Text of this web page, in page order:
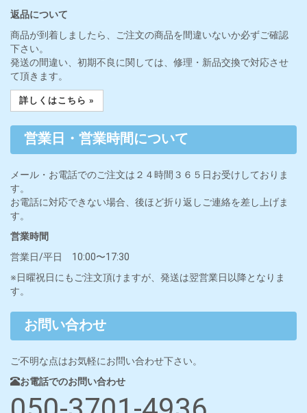
返品について
商品が到着しましたら、ご注文の商品を間違いないか必ずご確認
下さい。
発送の間違い、初期不良に関しては、修理・新品交換で対応させ
て頂きます。
詳しくはこちら »
営業日・営業時間について
メール・お電話でのご注文は２４時間３６５日お受けしておりま
す。
お電話に対応できない場合、後ほど折り返しご連絡を差し上げま
す。
営業時間
営業日/平日 10:00〜17:30
※日曜祝日にもご注文頂けますが、発送は翌営業日以降となりま
す。
お問い合わせ
ご不明な点はお気軽にお問い合わせ下さい。
お電話でのお問い合わせ